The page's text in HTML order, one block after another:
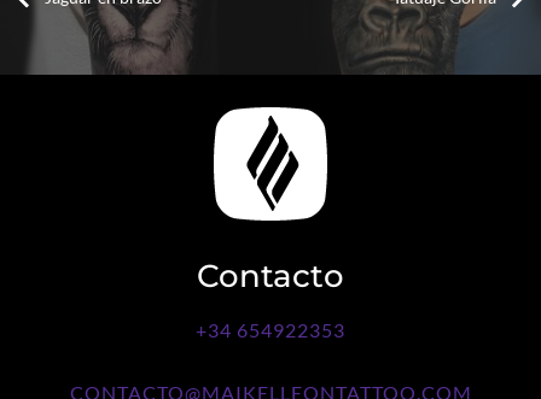
Contacto
+34 654922353
CONTACTO@MAIKELLEONTATTOO.COM